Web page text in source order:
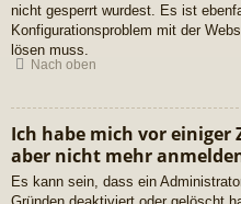
nicht gesperrt wurdest. Es ist
Konfigurationsproblem mit der
lösen muss.
Nach oben
Ich habe mich vor
aber nicht mehr
Es kann sein, dass ein